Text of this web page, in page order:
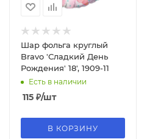
Шар фольга круглый
Bravo 'Сладкий День
Рождения' 18', 1909-11
Есть в наличии
115 ₽/шт
В КОРЗИНУ